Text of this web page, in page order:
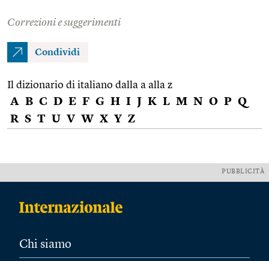
Correzioni e suggerimenti
Condividi
Il dizionario di italiano dalla a alla z
A B C D E F G H I J K L M N O P Q
R S T U V W X Y Z
PUBBLICITÀ
Chi siamo